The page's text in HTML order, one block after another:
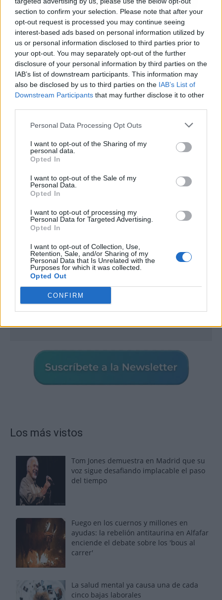
section to confirm your selection. Please note that after your
opt-out request is processed you may continue seeing
interest-based ads based on personal information utilized by
us or personal information disclosed to third parties prior to
your opt-out. You may separately opt-out of the further
disclosure of your personal information by third parties on the
IAB’s list of downstream participants. This information may
also be disclosed by us to third parties on the IAB’s List of
Downstream Participants that may further disclose it to other
Personal Data Processing Opt Outs
I want to opt-out of the Sharing of my
personal data.
Opted In
I want to opt-out of the Sale of my
Personal Data.
Opted In
I want to opt-out of processing my
Personal Data for Targeted Advertising.
Opted In
I want to opt-out of Collection, Use,
Retention, Sale, and/or Sharing of my
Personal Data that Is Unrelated with the
Purposes for which it was collected.
Opted Out
CONFIRM
Los más vistos
Tom Jones demuestra en Madrid que su
voz sigue desafiando implacable el paso
del tiempo
Fuego en los cuernos y millones en
ayudas: la rebelión antitaurina en Alfafar
enciende el debate sobre los 'bous al
carrer'
La salud mental ya causa una de cada
cinco bajas laborales